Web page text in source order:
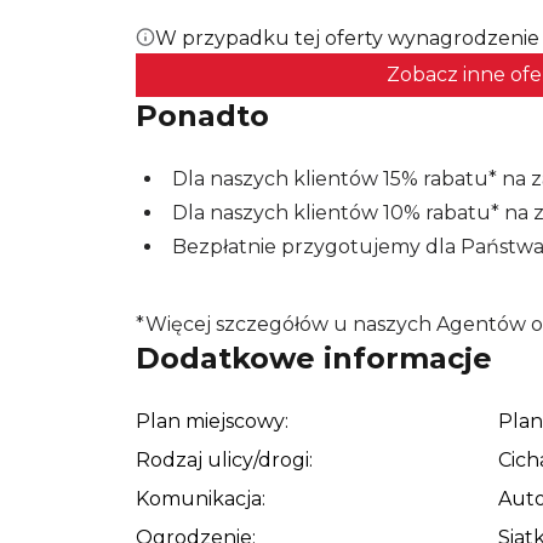
Bliskość lasów i otwartych terenów
odpoczynkowi w naturalnym otoczeniu.
autobusowa, co ułatwia codzienne
daje możliwość korzystania z lokalnej
Opis działki
Działka ma powierzchnię 2300 m² i
23 m. W najszerszym miejscu
około 17 m do około 26 m. Takie
mieszkalną, ogrodową oraz rekreacyjną.
Teren działki jest zróżnicowany i posiada
projektowaniu indywidualnej zabudowy
oraz zadbany trawnik. Obecność zieleni i
W przypadku tej oferty wynagrodzenie
Zobacz inne
Ponadto
Dla naszych klientów 15% rabatu* na
Dla naszych klientów 10% rabatu* na
Bezpłatnie przygotujemy dla
*Więcej szczegółów u naszych
Dodatkowe informacje
Plan miejscowy:
Rodzaj ulicy/drogi:
Komunikacja:
Ogrodzenie: